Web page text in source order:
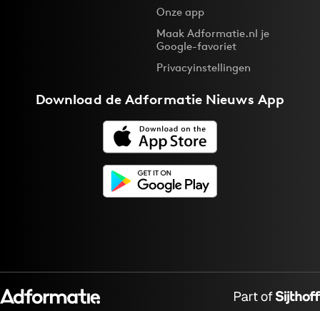
Digital transformation
Martech
Onze app
Maak Adformatie.nl je
Google-favoriet
Privacyinstellingen
Download deAdformatie Nieuws App